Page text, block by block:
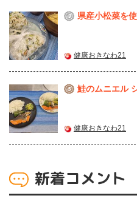
2 県産⼩松菜を
健康おきなわ21
3 鮭のムニエル
健康おきなわ21
新着コメント